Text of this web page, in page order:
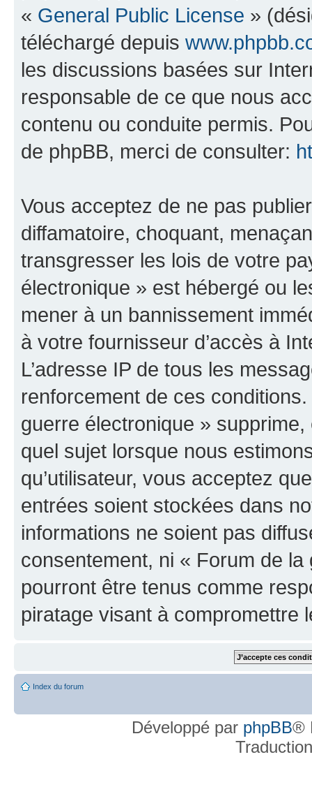
« General Public License »
téléchargé depuis
les discussions basées sur
responsable de ce que nous
contenu ou conduite permis.
de phpBB, merci de consulter:
Vous acceptez de ne pas
diffamatoire, choquant,
transgresser les lois de votre
électronique » est hébergé ou
mener à un bannissement
à votre fournisseur d’accès à
L’adresse IP de tous les
renforcement de ces
guerre électronique »
quel sujet lorsque nous
qu’utilisateur, vous acceptez
entrées soient stockées dans
informations ne soient pas
consentement, ni « Forum de
pourront être tenus comme
piratage visant à compromettre
Index du forum
Développé par phpBB®